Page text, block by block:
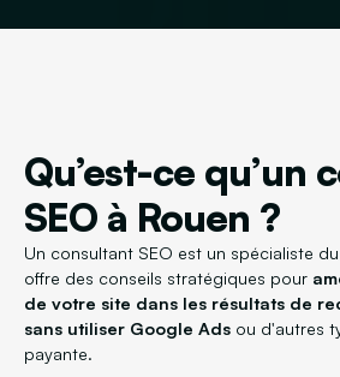
Qu’est-ce qu’un
SEO à Rouen ?
Un consultant SEO est un spécialiste
offre des conseils stratégiques pour
de votre site dans les résultats de
sans utiliser Google Ads ou d'autres
payante.